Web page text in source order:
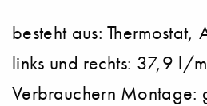
besteht aus:
links und rechts: 37,9 l/
Verbrauchern Montage: